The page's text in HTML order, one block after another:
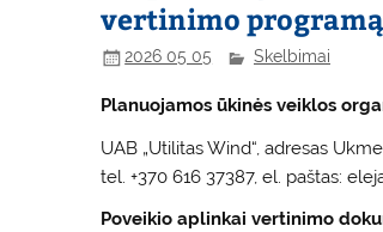
vertinimo programą
2026 05 05 Skelbimai
Planuojamos ūkinės veiklos
UAB „Utilitas Wind“, adresas
tel. +370 616 37387, el. paštas:
Poveikio aplinkai vertinimo